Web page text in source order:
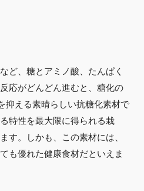
ど、糖とアミノ酸、たんぱく
応がどんどん進むと、糖化の
抑える素晴らしい抗糖化素材で
特性を最大限に得られる栽
す。しかも、この素材には、
も優れた健康食材だといえま